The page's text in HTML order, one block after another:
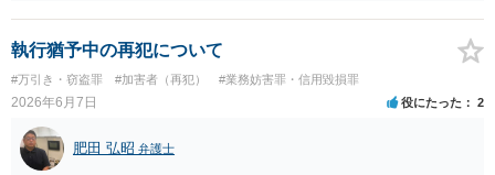
執行猶予中の再犯について
#万引き・窃盗罪 #加害者（再犯） #業務妨害罪・信用毀損罪
2026年6月7日 役にたった 2
肥田 弘昭 弁護士